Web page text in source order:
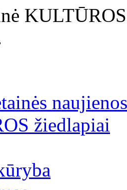
naujienos
žiedlapiai